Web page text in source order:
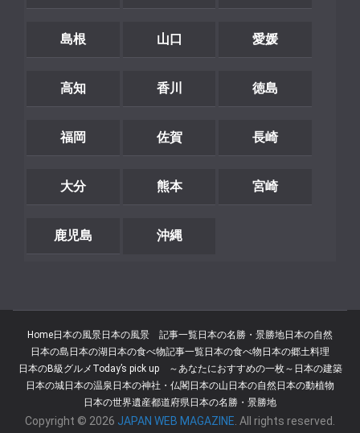
島根 山口 愛媛
高知 香川 徳島
福岡 佐賀 長崎
大分 熊本 宮崎
鹿児島 沖縄
Home日本の風景日本の風景 記事一覧日本の名勝・景勝地日本の自然
日本の島 日本の湖日本の食べ物記事一覧日本の食べ物 日本の郷土料理
日本のB級グルメ Today’s pick up ～あなたにおすすめの一枚～ 日本の建築
日本の城日本の温泉 日本の神社・仏閣日本の山 日本の自然日本の動植物
日本の世界遺産都道府県日本の名勝・景勝地
Copyright © 2026 JAPAN WEB MAGAZINE . All rights reserved.